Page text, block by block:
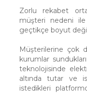
Zorlu rekabet
müşteri nedeni
geçtikçe boyut
Müşterilerine çok
kurumlar
teknolojisinde
altında tutar ve
istedikleri